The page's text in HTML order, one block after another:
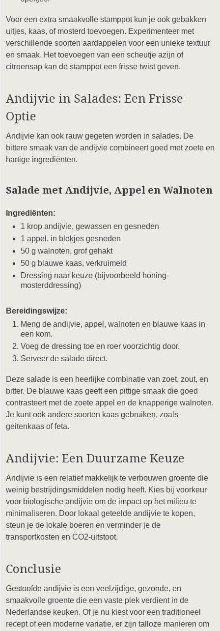
Voor een extra smaakvolle stamppot kun je ook gebakken
uitjes, kaas, of mosterd toevoegen. Experimenteer met
verschillende soorten aardappelen voor een unieke textuur
en smaak. Het toevoegen van een scheutje azijn of
citroensap kan de stamppot een frisse twist geven.
Andijvie in Salades: Een Frisse
Optie
Andijvie kan ook rauw gegeten worden in salades. De
bittere smaak van de andijvie combineert goed met zoete en
hartige ingrediënten.
Salade met Andijvie, Appel en Walnoten
Ingrediënten:
1 krop andijvie, gewassen en gesneden
1 appel, in blokjes gesneden
50 g walnoten, grof gehakt
50 g blauwe kaas, verkruimeld
Dressing naar keuze (bijvoorbeeld honing-
mosterddressing)
Bereidingswijze:
Meng de andijvie, appel, walnoten en blauwe kaas in
een kom.
Voeg de dressing toe en roer voorzichtig door.
Serveer de salade direct.
Deze salade is een heerlijke combinatie van zoet, zout, en
bitter. De blauwe kaas geeft een pittige smaak die goed
contrasteert met de zoete appel en de knapperige walnoten.
Je kunt ook andere soorten kaas gebruiken, zoals
geitenkaas of feta.
Andijvie: Een Duurzame Keuze
Andijvie is een relatief makkelijk te verbouwen groente die
weinig bestrijdingsmiddelen nodig heeft. Kies bij voorkeur
voor biologische andijvie om de impact op het milieu te
minimaliseren. Door lokaal geteelde andijvie te kopen,
steun je de lokale boeren en verminder je de
transportkosten en CO2-uitstoot.
Conclusie
Gestoofde andijvie is een veelzijdige, gezonde, en
smaakvolle groente die een vaste plek verdient in de
Nederlandse keuken. Of je nu kiest voor een traditioneel
recept of een moderne variatie, er zijn talloze manieren om